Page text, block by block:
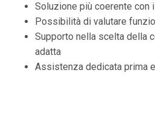
Soluzione più coerente con
Possibilità di valutare
Supporto nella scelta della
adatta
Assistenza dedicata prima